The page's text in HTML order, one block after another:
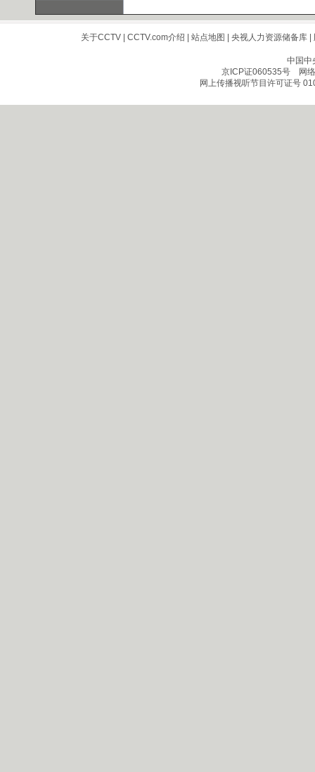
关于CCTV| CCTV.com介绍 站点地图 央视人力资源储备库|
中国中
京ICP证060535号网络
网上传播视听节目许可证号